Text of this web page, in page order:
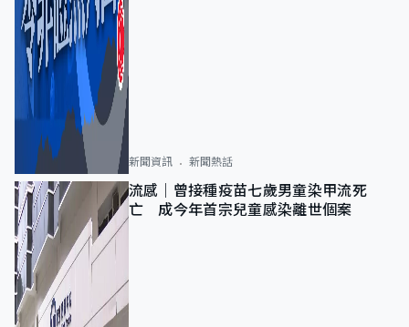
新聞資訊 新聞熱話
流感｜曾接種疫苗七歲男童染甲流死
亡 成今年首宗兒童感染離世個案